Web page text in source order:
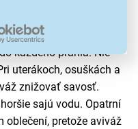
materiáloch.
každého prania. Nie
uterákoch, osuškách a
znižovať savosť.
sajú vodu. Opatrní
pretože aviváž